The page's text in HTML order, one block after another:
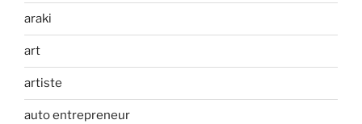
araki
art
artiste
auto entrepreneur